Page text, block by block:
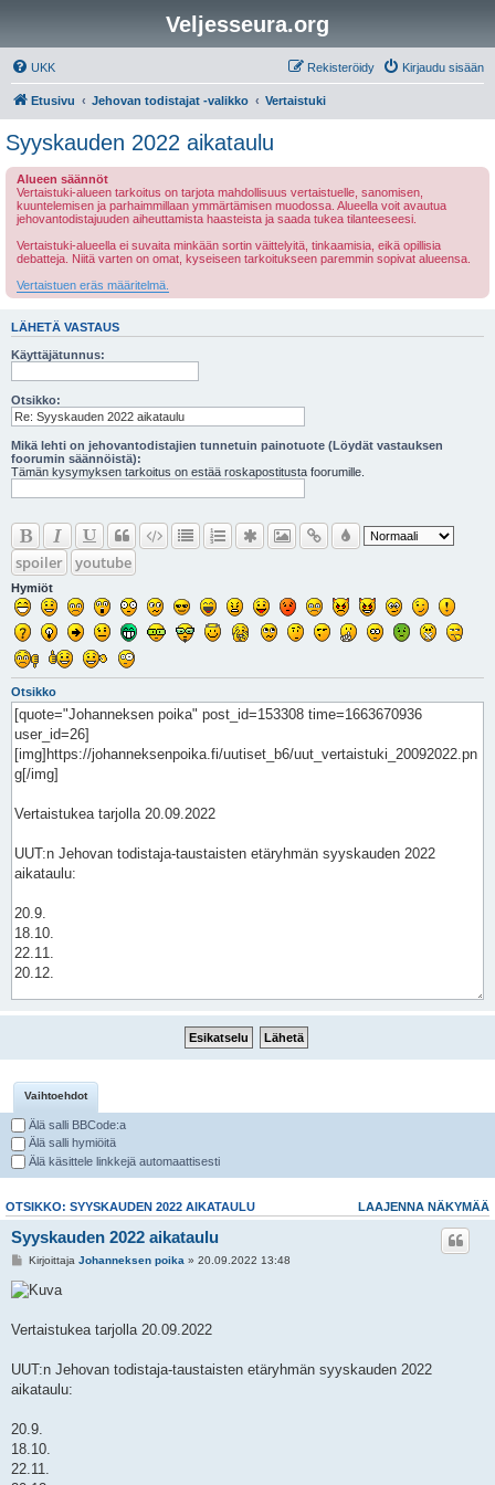
Veljesseura.org
UKK Kirjaudu sisään
Rekisteröidy
Etusivu Jehovan todistajat -valikko Vertaistuki
Syyskauden 2022 aikataulu
Alueen säännöt
Vertaistuki-alueen tarkoitus on tarjota mahdollisuus vertaistuelle, sanomisen,
kuuntelemisen ja parhaimmillaan ymmärtämisen muodossa. Alueella voit avautua
jehovantodistajuuden aiheuttamista haasteista ja saada tukea tilanteeseesi.
Vertaistuki-alueella ei suvaita minkään sortin väittelyitä, tinkaamisia, eikä opillisia
debatteja. Niitä varten on omat, kyseiseen tarkoitukseen paremmin sopivat alueensa.
Vertaistuen eräs määritelmä.
LÄHETÄ VASTAUS
Käyttäjätunnus:
Otsikko:
Mikä lehti on jehovantodistajien tunnetuin painotuote (Löydät vastauksen
foorumin säännöistä):
Tämän kysymyksen tarkoitus on estää roskapostitusta foorumille.
spoiler youtube
Hymiöt
Otsikko
Vaihtoehdot
Älä salli BBCode:a
Älä salli hymiöitä
Älä käsittele linkkejä automaattisesti
LAAJENNA NÄKYMÄÄ
OTSIKKO: SYYSKAUDEN 2022 AIKATAULU
Syyskauden 2022 aikataulu
Kirjoittaja Johanneksen poika» 20.09.2022 13:48
Vertaistukea tarjolla 20.09.2022
UUT:n Jehovan todistaja-taustaisten etäryhmän syyskauden 2022
aikataulu:
20.9.
18.10.
22.11.